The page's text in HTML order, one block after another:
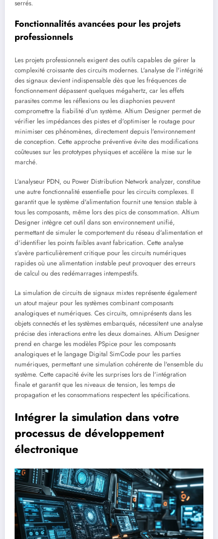
serrés.
Fonctionnalités avancées pour les projets
professionnels
Les projets professionnels exigent des outils capables de gérer la
complexité croissante des circuits modernes. L'analyse de l'intégrité
des signaux devient indispensable dès que les fréquences de
fonctionnement dépassent quelques mégahertz, car les effets
parasites comme les réflexions ou les diaphonies peuvent
compromettre la fiabilité d'un système. Altium Designer permet de
vérifier les impédances des pistes et d'optimiser le routage pour
minimiser ces phénomènes, directement depuis l'environnement
de conception. Cette approche préventive évite des modifications
coûteuses sur les prototypes physiques et accélère la mise sur le
marché.
L'analyseur PDN, ou Power Distribution Network analyzer, constitue
une autre fonctionnalité essentielle pour les circuits complexes. Il
garantit que le système d'alimentation fournit une tension stable à
tous les composants, même lors des pics de consommation. Altium
Designer intègre cet outil dans son environnement unifié,
permettant de simuler le comportement du réseau d'alimentation et
d'identifier les points faibles avant fabrication. Cette analyse
s'avère particulièrement critique pour les circuits numériques
rapides où une alimentation instable peut provoquer des erreurs
de calcul ou des redémarrages intempestifs.
La simulation de circuits de signaux mixtes représente également
un atout majeur pour les systèmes combinant composants
analogiques et numériques. Ces circuits, omniprésents dans les
objets connectés et les systèmes embarqués, nécessitent une analyse
précise des interactions entre les deux domaines. Altium Designer
prend en charge les modèles PSpice pour les composants
analogiques et le langage Digital SimCode pour les parties
numériques, permettant une simulation cohérente de l'ensemble du
système. Cette capacité évite les surprises lors de l'intégration
finale et garantit que les niveaux de tension, les temps de
propagation et les consommations respectent les spécifications.
Intégrer la simulation dans votre
processus de développement
électronique